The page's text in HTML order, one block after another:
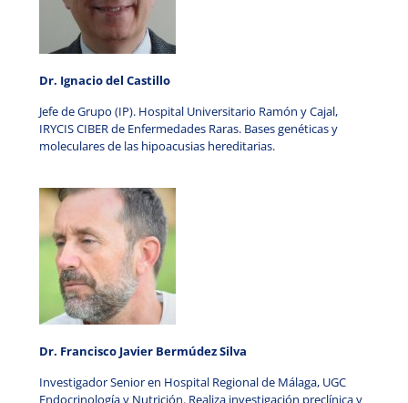
Dr. Ignacio del Castillo
Jefe de Grupo (IP). Hospital Universitario Ramón y Cajal,
IRYCIS CIBER de Enfermedades Raras. Bases genéticas y
moleculares de las hipoacusias hereditarias.
Dr. Francisco Javier Bermúdez Silva
Investigador Senior en Hospital Regional de Málaga, UGC
Endocrinología y Nutrición. Realiza investigación preclínica y